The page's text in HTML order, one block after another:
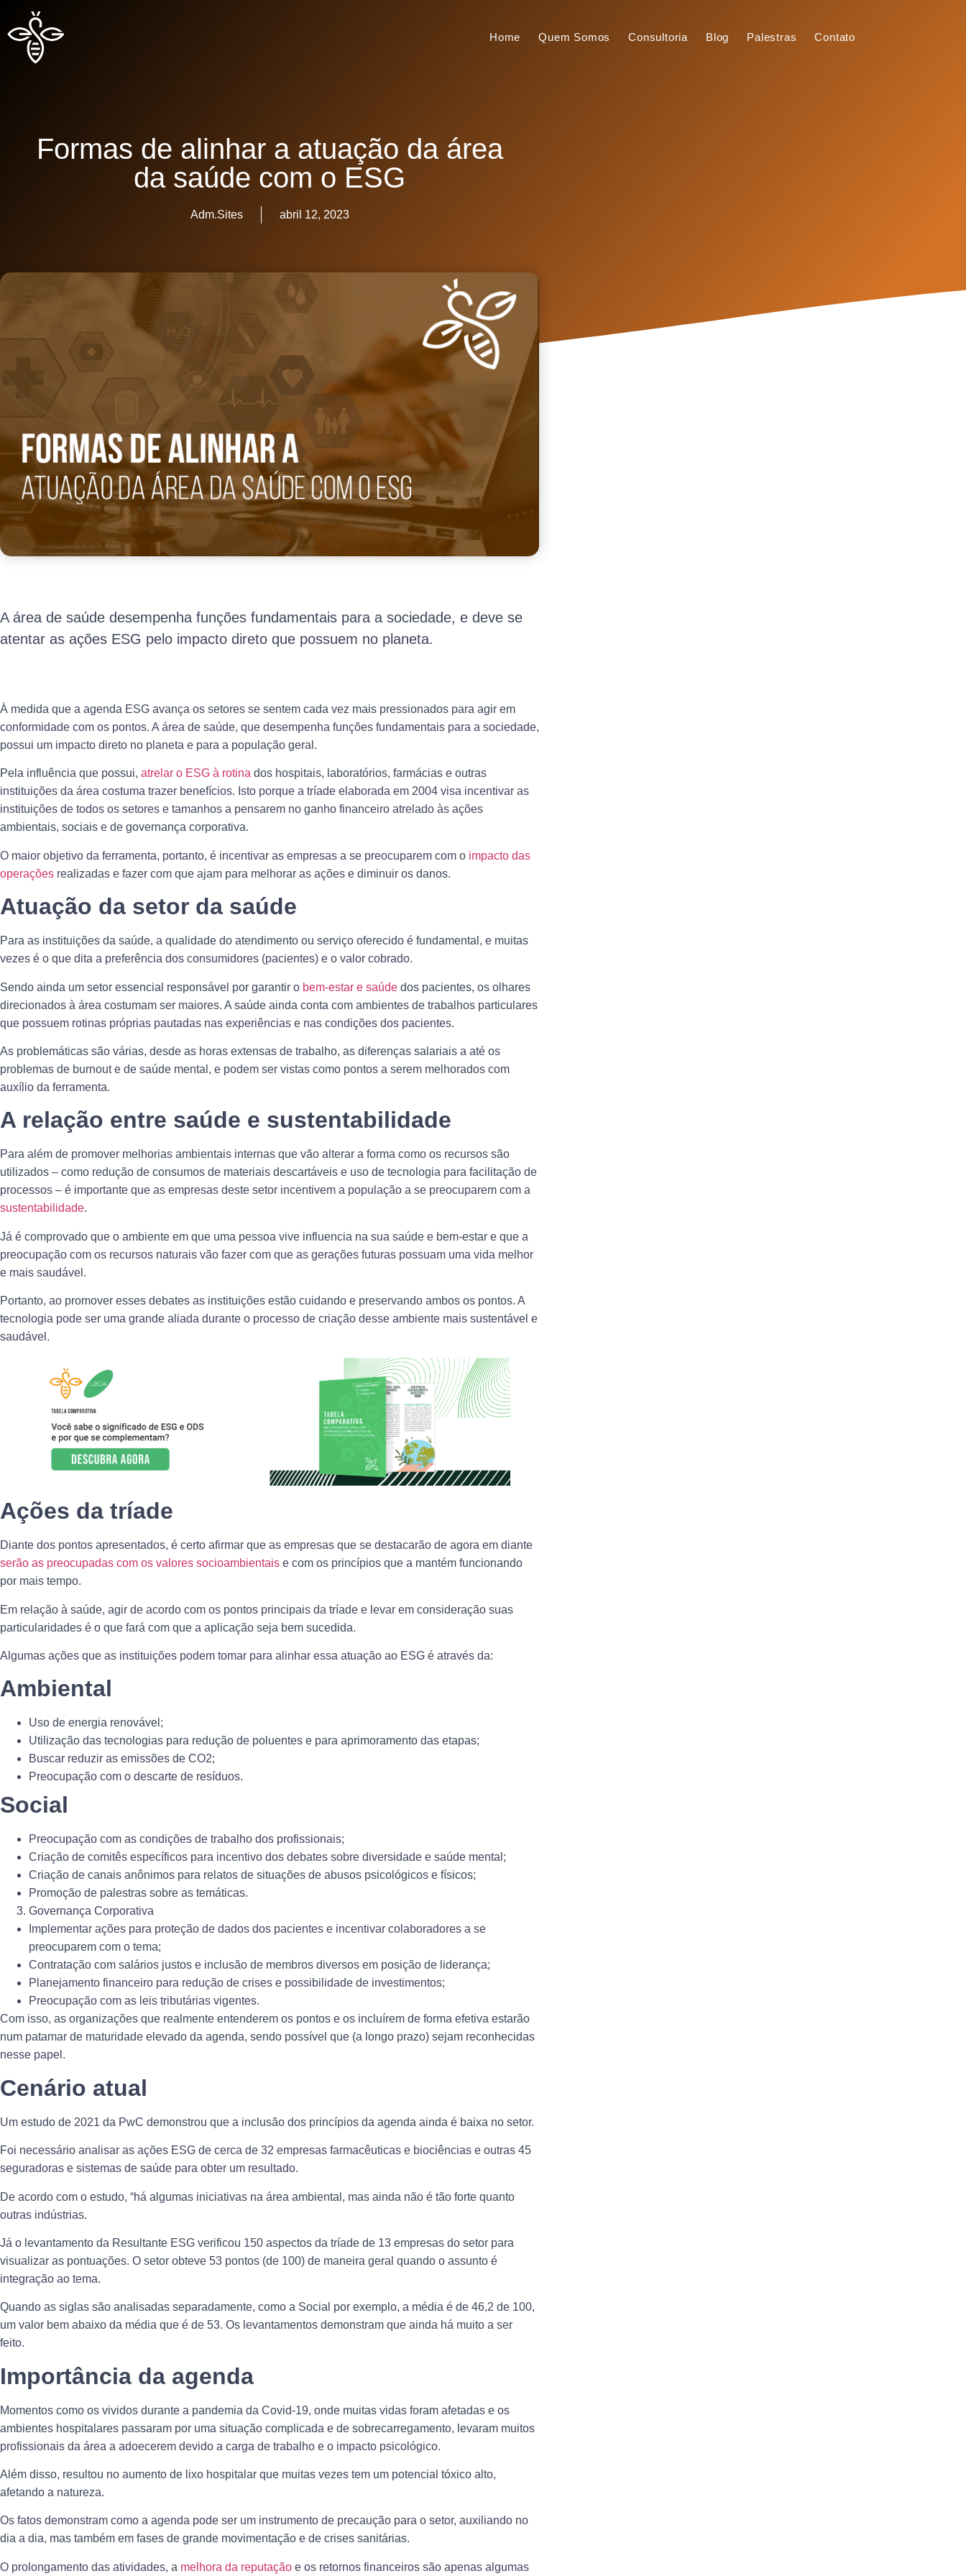
Home Quem Somos Consultoria Blog Palestras Contato
Formas de alinhar a atuação da área
da saúde com o ESG
Adm.Sites abril 12, 2023
A área de saúde desempenha funções fundamentais para a sociedade, e deve se
atentar as ações ESG pelo impacto direto que possuem no planeta.
À medida que a agenda ESG avança os setores se sentem cada vez mais pressionados para agir em
conformidade com os pontos. A área de saúde, que desempenha funções fundamentais para a sociedade,
possui um impacto direto no planeta e para a população geral.
Pela influência que possui, atrelar o ESG à rotina dos hospitais, laboratórios, farmácias e outras
instituições da área costuma trazer benefícios. Isto porque a tríade elaborada em 2004 visa incentivar as
instituições de todos os setores e tamanhos a pensarem no ganho financeiro atrelado às ações
ambientais, sociais e de governança corporativa.
O maior objetivo da ferramenta, portanto, é incentivar as empresas a se preocuparem com o impacto das
operações realizadas e fazer com que ajam para melhorar as ações e diminuir os danos.
Atuação da setor da saúde
Para as instituições da saúde, a qualidade do atendimento ou serviço oferecido é fundamental, e muitas
vezes é o que dita a preferência dos consumidores (pacientes) e o valor cobrado.
Sendo ainda um setor essencial responsável por garantir o bem-estar e saúde dos pacientes, os olhares
direcionados à área costumam ser maiores. A saúde ainda conta com ambientes de trabalhos particulares
que possuem rotinas próprias pautadas nas experiências e nas condições dos pacientes.
As problemáticas são várias, desde as horas extensas de trabalho, as diferenças salariais a até os
problemas de burnout e de saúde mental, e podem ser vistas como pontos a serem melhorados com
auxílio da ferramenta.
A relação entre saúde e sustentabilidade
Para além de promover melhorias ambientais internas que vão alterar a forma como os recursos são
utilizados – como redução de consumos de materiais descartáveis e uso de tecnologia para facilitação de
processos – é importante que as empresas deste setor incentivem a população a se preocuparem com a
sustentabilidade.
Já é comprovado que o ambiente em que uma pessoa vive influencia na sua saúde e bem-estar e que a
preocupação com os recursos naturais vão fazer com que as gerações futuras possuam uma vida melhor
e mais saudável.
Portanto, ao promover esses debates as instituições estão cuidando e preservando ambos os pontos. A
tecnologia pode ser uma grande aliada durante o processo de criação desse ambiente mais sustentável e
saudável.
Ações da tríade
Diante dos pontos apresentados, é certo afirmar que as empresas que se destacarão de agora em diante
serão as preocupadas com os valores socioambientais e com os princípios que a mantém funcionando
por mais tempo.
Em relação à saúde, agir de acordo com os pontos principais da tríade e levar em consideração suas
particularidades é o que fará com que a aplicação seja bem sucedida.
Algumas ações que as instituições podem tomar para alinhar essa atuação ao ESG é através da:
Ambiental
Uso de energia renovável;
Utilização das tecnologias para redução de poluentes e para aprimoramento das etapas;
Buscar reduzir as emissões de CO2;
Preocupação com o descarte de resíduos.
Social
Preocupação com as condições de trabalho dos profissionais;
Criação de comitês específicos para incentivo dos debates sobre diversidade e saúde mental;
Criação de canais anônimos para relatos de situações de abusos psicológicos e físicos;
Promoção de palestras sobre as temáticas.
Governança Corporativa
Implementar ações para proteção de dados dos pacientes e incentivar colaboradores a se
preocuparem com o tema;
Contratação com salários justos e inclusão de membros diversos em posição de liderança;
Planejamento financeiro para redução de crises e possibilidade de investimentos;
Preocupação com as leis tributárias vigentes.
Com isso, as organizações que realmente entenderem os pontos e os incluírem de forma efetiva estarão
num patamar de maturidade elevado da agenda, sendo possível que (a longo prazo) sejam reconhecidas
nesse papel.
Cenário atual
Um estudo de 2021 da PwC demonstrou que a inclusão dos princípios da agenda ainda é baixa no setor.
Foi necessário analisar as ações ESG de cerca de 32 empresas farmacêuticas e biociências e outras 45
seguradoras e sistemas de saúde para obter um resultado.
De acordo com o estudo, “há algumas iniciativas na área ambiental, mas ainda não é tão forte quanto
outras indústrias.
Já o levantamento da Resultante ESG verificou 150 aspectos da tríade de 13 empresas do setor para
visualizar as pontuações. O setor obteve 53 pontos (de 100) de maneira geral quando o assunto é
integração ao tema.
Quando as siglas são analisadas separadamente, como a Social por exemplo, a média é de 46,2 de 100,
um valor bem abaixo da média que é de 53. Os levantamentos demonstram que ainda há muito a ser
feito.
Importância da agenda
Momentos como os vividos durante a pandemia da Covid-19, onde muitas vidas foram afetadas e os
ambientes hospitalares passaram por uma situação complicada e de sobrecarregamento, levaram muitos
profissionais da área a adoecerem devido a carga de trabalho e o impacto psicológico.
Além disso, resultou no aumento de lixo hospitalar que muitas vezes tem um potencial tóxico alto,
afetando a natureza.
Os fatos demonstram como a agenda pode ser um instrumento de precaução para o setor, auxiliando no
dia a dia, mas também em fases de grande movimentação e de crises sanitárias.
O prolongamento das atividades, a melhora da reputação e os retornos financeiros são apenas algumas